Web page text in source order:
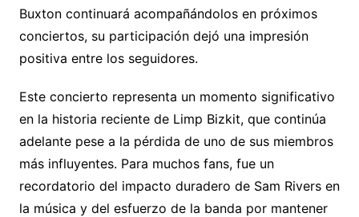
Buxton continuará acompañándolos en próximos
conciertos, su participación dejó una impresión
positiva entre los seguidores.
Este concierto representa un momento significativo
en la historia reciente de Limp Bizkit, que continúa
adelante pese a la pérdida de uno de sus miembros
más influyentes. Para muchos fans, fue un
recordatorio del impacto duradero de Sam Rivers en
la música y del esfuerzo de la banda por mantener